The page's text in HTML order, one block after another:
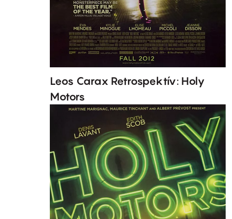
Leos Carax Retrospektív: Holy
Motors